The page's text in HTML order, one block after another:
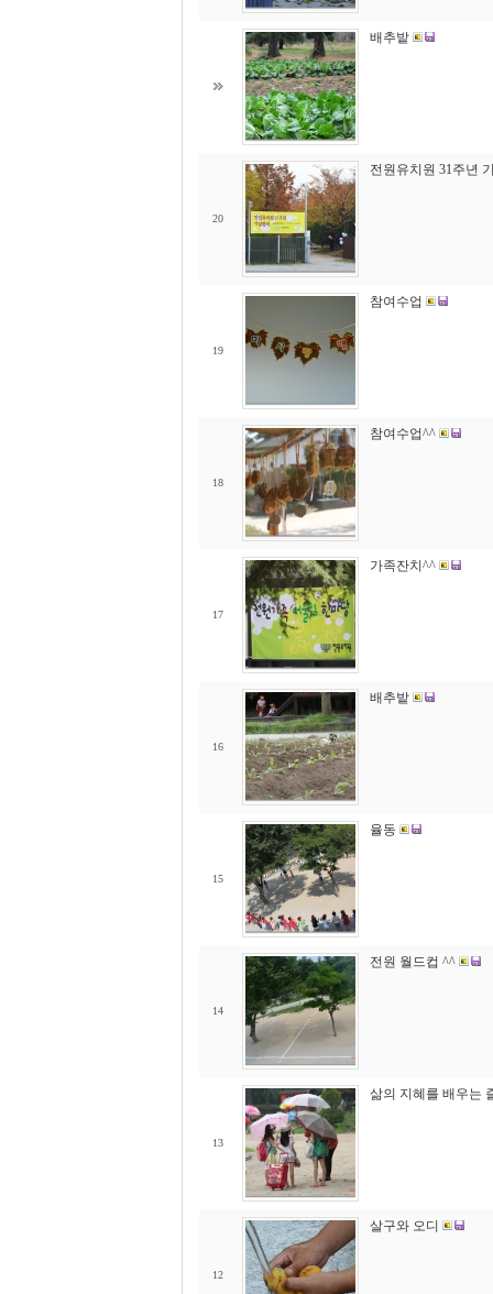
배추밭
20
전원유치원 31주년
19
참여수업
18
참여수업^^
17
가족잔치^^
16
배추밭
15
율동
14
전원 월드컵 ^^
13
삶의 지혜를 배우는
12
살구와 오디